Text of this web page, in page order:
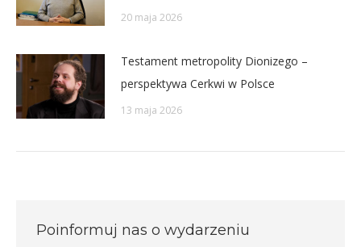
20 maja 2026
Testament metropolity Dionizego –
perspektywa Cerkwi w Polsce
13 maja 2026
Poinformuj nas o wydarzeniu